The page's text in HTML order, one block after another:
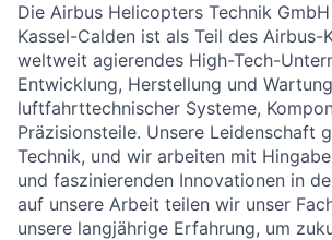
Die Airbus Helicopters Technik
Kassel-Calden ist als Teil des Airbus-
weltweit agierendes High-Tech-
Entwicklung, Herstellung und Wartung
luftfahrttechnischer Systeme,
Präzisionsteile. Unsere Leidenschaft
Technik, und wir arbeiten mit
und faszinierenden Innovationen in
auf unsere Arbeit teilen wir unser
unsere langjährige Erfahrung, um